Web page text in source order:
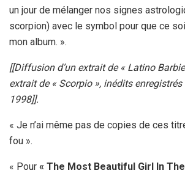
un jour de mélanger nos signes
scorpion) avec le symbol pour que ce
mon album. ».
[[Diffusion d’un extrait de « Latino
extrait de « Scorpio », inédits
1998]].
« Je n’ai même pas de copies de ces
fou ».
« Pour « The Most Beautiful Girl In